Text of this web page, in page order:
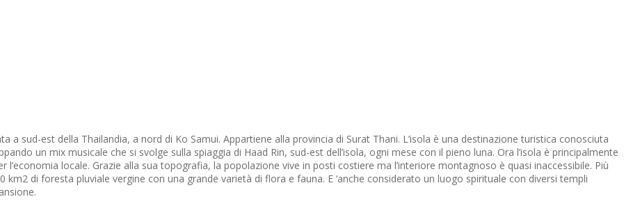
a sud-est della Thailandia, a nord di Ko Samui. Appartiene alla provincia di Surat Thani. L’isola è una destinazione turistica conosciuta
un mix musicale che si svolge sulla spiaggia di Haad Rin, sud-est dell’isola, ogni mese con il pieno luna. Ora l’isola è principalmente
locale. Grazie alla sua topografia, la popolazione vive in posti costiere ma l’interiore montagnoso è quasi inaccessibile. Più
km2 di foresta pluviale vergine con una grande varietà di flora e fauna. E ‘anche considerato un luogo spirituale con diversi templi